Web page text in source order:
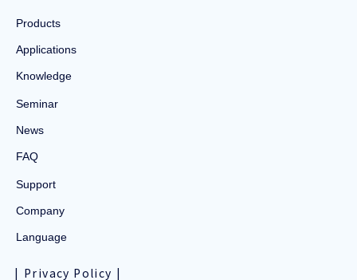
Products
Applications
Knowledge
Seminar
News
FAQ
Support
Company
Language
Privacy Policy